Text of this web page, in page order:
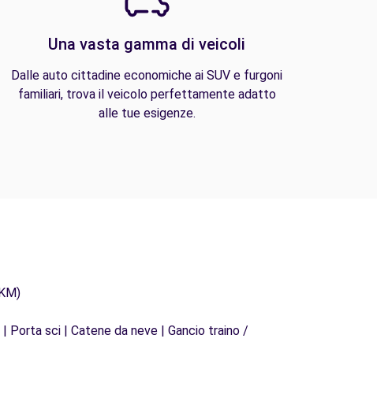
Una vasta gamma di veicoli
Dalle auto cittadine economiche ai SUV e furgoni
familiari, trova il veicolo perfettamente adatto
alle tue esigenze.
sci | Catene da neve | Gancio traino /